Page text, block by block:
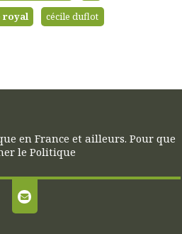
royal cécile duflot
en France et ailleurs. Pour que
le Politique